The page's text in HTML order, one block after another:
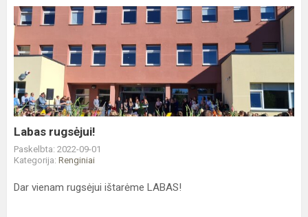
Labas
rugsėjui!
Labas rugsėjui!
Paskelbta: 2022-09-01
Kategorija: Renginiai
Dar vienam rugsėjui ištarėme LABAS!